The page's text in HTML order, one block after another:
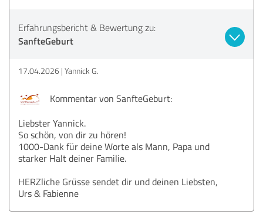
Erfahrungsbericht & Bewertung zu:
SanfteGeburt
17.04.2026 Yannick G.
Kommentar von SanfteGeburt:
Liebster Yannick.
So schön, von dir zu hören!
1000-Dank für deine Worte als Mann, Papa und
starker Halt deiner Familie.
HERZliche Grüsse sendet dir und deinen Liebsten,
Urs & Fabienne